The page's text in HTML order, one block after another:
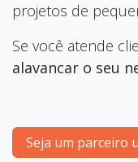
projetos de
Se você atende
alavancar o seu
Seja um parceiro